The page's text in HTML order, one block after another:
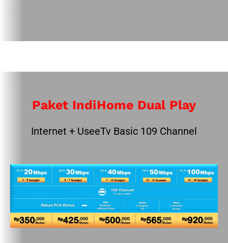
Paket IndiHome Dual Play
Internet + UseeTv Basic 109 Channel